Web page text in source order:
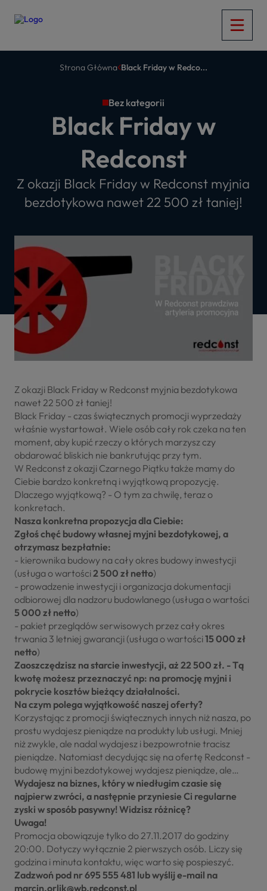
Strona Główna Black Friday w Redco...
Bez kategorii
Black Friday w
Redconst
Z okazji Black Friday w Redconst myjnia
bezdotykowa nawet 22 500 zł taniej!
Z okazji Black Friday w Redconst myjnia bezdotykowa
nawet 22 500 zł taniej!
Black Friday - czas świątecznych promocji wyprzedaży
właśnie wystartował. Wiele osób cały rok czeka na ten
moment, aby kupić rzeczy o których marzysz czy
obdarować bliskich nie bankrutując przy tym.
W Redconst z okazji Czarnego Piątku także mamy do
Ciebie bardzo konkretną i wyjątkową propozycję.
Dlaczego wyjątkową? - O tym za chwilę, teraz o
konkretach.
Nasza konkretna propozycja dla Ciebie:
Zgłoś chęć budowy własnej myjni bezdotykowej, a
otrzymasz bezpłatnie:
- kierownika budowy na cały okres budowy inwestycji
(usługa o wartości 2 500 zł netto)
- prowadzenie inwestycji i organizacja dokumentacji
odbiorowej dla nadzoru budowlanego (usługa o wartości
5 000 zł netto)
- pakiet przeglądów serwisowych przez cały okres
trwania 3 letniej gwarancji (usługa o wartości 15 000 zł
netto)
Zaoszczędzisz na starcie inwestycji, aż 22 500 zł. - Tą
kwotę możesz przeznaczyć np: na promocję myjni i
pokrycie kosztów bieżący działalności.
Na czym polega wyjątkowość naszej oferty?
Korzystając z promocji świątecznych innych niż nasza, po
prostu wydajesz pieniądze na produkty lub usługi. Mniej
niż zwykle, ale nadal wydajesz i bezpowrotnie tracisz
pieniądze. Natomiast decydując się na ofertę Redconst -
budowę myjni bezdotykowej wydajesz pieniądze, ale…
Wydajesz na biznes, który w niedługim czasie się
najpierw zwróci, a następnie przyniesie Ci regularne
zyski w sposób pasywny! Widzisz różnicę?
Uwaga!
Promocja obowiązuje tylko do 27.11.2017 do godziny
20:00. Dotyczy wyłącznie 2 pierwszych osób. Liczy się
godzina i minuta kontaktu, więc warto się pospieszyć.
Zadzwoń pod nr 695 555 481 lub wyślij e-mail na
marcin.orlik@wb.redconst.pl